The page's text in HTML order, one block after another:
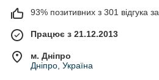
93% позитивних з 301 відгука за
Працює з 21.12.2013
м. Дніпро
Дніпро, Україна